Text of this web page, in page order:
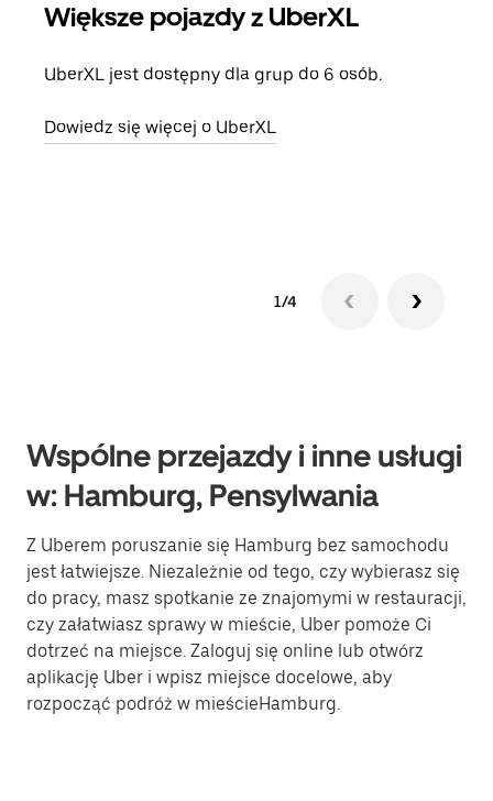
Większe pojazdy z UberXL
UberXL jest dostępny dla grup do 6 osób.
Dowiedz się więcej o UberXL
1/4
Wspólne przejazdy i inne usługi
w: Hamburg, Pensylwania
Z Uberem poruszanie się Hamburg bez samochodu
jest łatwiejsze. Niezależnie od tego, czy wybierasz się
do pracy, masz spotkanie ze znajomymi w restauracji,
czy załatwiasz sprawy w mieście, Uber pomoże Ci
dotrzeć na miejsce. Zaloguj się online lub otwórz
aplikację Uber i wpisz miejsce docelowe, aby
rozpocząć podróż w mieścieHamburg.